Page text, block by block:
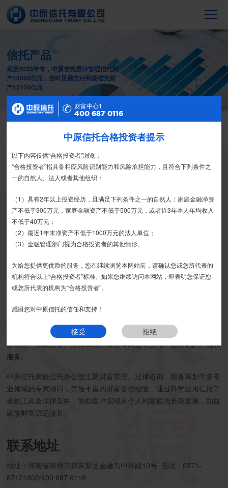
信托产品
截至2023年末，中原信托累计管理信托财
产16088亿元，按时足额交付到期信托财
产12104亿元
财富中心
精英理财俱乐部
热销产品 运营产品 净值产品 信息披露
精英理财俱乐部 家族信托 财富网点
财富中心2
400 687 0116
特别提示
尊敬的投资者：
合格投资者认证、风险测评、录音录像及电子合同签署应由投资者本人
亲自操作完成，不得由他人代办。
我司信托产品账户均以我司名义开立，所有认购信托产品的资金应根据
信托合同约定转入我司信托产品的银行专用账户。投资者认购我司信托产品
时，请注意不要向任何非我司账户转账、支付现金。
如有疑问，请联系您的专属客户经理或咨询我司客服电话400-
接受 拒绝
财富中心1
400 687 0116
中原信托合格投资者提示
以下内容仅供“合格投资者”浏览：
“合格投资者”指具备相应风险识别能力和风险承担能力，且符合下列条件之
一的自然人、法人或者其他组织：
（1）具有2年以上投资经历，且满足下列条件之一的自然人：家庭金融净资
产不低于300万元，家庭金融资产不低于500万元，或者近3年本人年均收入
不低于40万元；
（2）最近1年末净资产不低于1000万元的法人单位；
（3）金融管理部门视为合格投资者的其他情形。
为给您提供更优质的服务，您在继续浏览本网站前，请确认您或您所代表的
机构符合以上“合格投资者”标准。如果您继续访问本网站，即表明您保证您
或您所代表的机构为“合格投资者”。
感谢您对中原信托的信任和支持！
接受 拒绝
家族信托
FAMILY TRUST
家族信托是指信托公司接受单一个人或者家庭的委托，以家庭财富的
保护、传承和管理为主要信托目的，提供财产规划，风险隔离、资产
金融服务的信托业务。
与传承的需求，立足中原，辐射全国，提供财富保全，家族传承、财
富管理、家族慈善、法律和税务筹划等高度专业化，定制化的产品和
服务。
中原信托家族信托办公室汇聚财富管理、法律咨询、税务筹划等多专
业领域的专家顾问，凭借丰富的财富管理经验，通过科学运用信托等
金融工具及法律架构，协助客户实现从个人到家庭的长期发展，助益
家族财富源远流长。
联系地址
地址：河南省郑州市郑东新区金融岛中环路10号 电话：0371-
67121802/400 687 0116